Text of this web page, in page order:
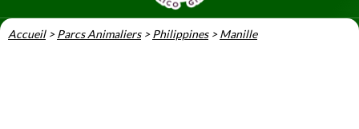
Accueil>Parcs Animaliers>Philippines>Manille